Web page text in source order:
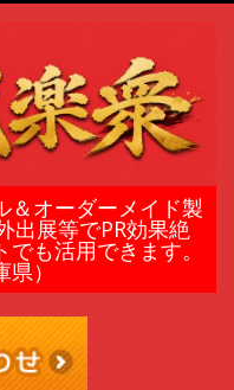
＆オーダーメイド製
展等でPR効果絶
も活用できます。
県）